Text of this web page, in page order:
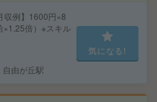
例】1600円×8
×1.25倍）※スキル
由が丘駅
気になる!